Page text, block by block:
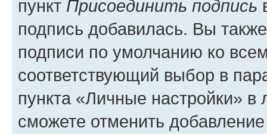
пункт Присоединить подпись
подпись добавилась. Вы
подписи по умолчанию ко
соответствующий выбор в
пункта «Личные настройки»
сможете отменить